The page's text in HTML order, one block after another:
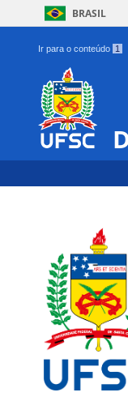
BRASIL
Ir para o conteúdo 1